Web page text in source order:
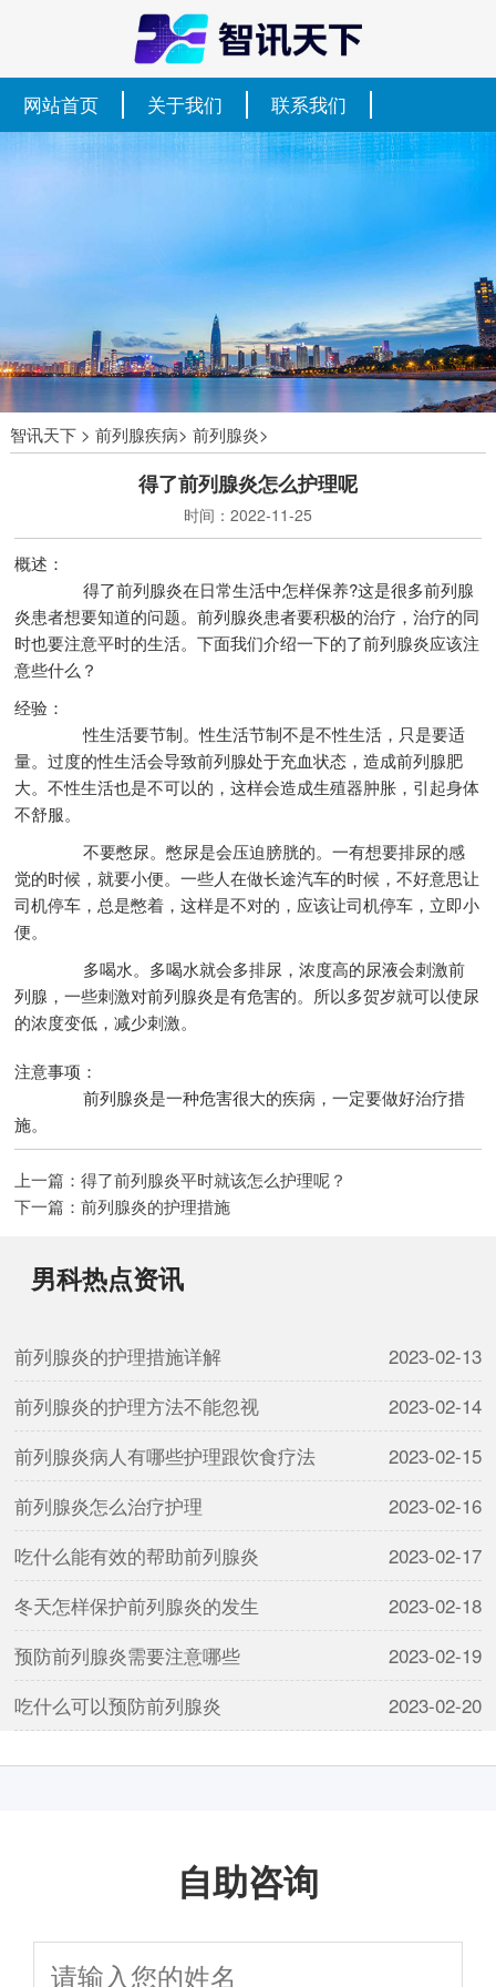
网站首页 关于我们 联系我们
智讯天下> 前列腺疾病> 前列腺炎>
得了前列腺炎怎么护理呢
时间：2022-11-25
概述：
得了前列腺炎在日常生活中怎样保养?这是很多前列腺
炎患者想要知道的问题。前列腺炎患者要积极的治疗，治疗的同
时也要注意平时的生活。下面我们介绍一下的了前列腺炎应该注
意些什么？
经验：
性生活要节制。性生活节制不是不性生活，只是要适
量。过度的性生活会导致前列腺处于充血状态，造成前列腺肥
大。不性生活也是不可以的，这样会造成生殖器肿胀，引起身体
不舒服。
不要憋尿。憋尿是会压迫膀胱的。一有想要排尿的感
觉的时候，就要小便。一些人在做长途汽车的时候，不好意思让
司机停车，总是憋着，这样是不对的，应该让司机停车，立即小
便。
多喝水。多喝水就会多排尿，浓度高的尿液会刺激前
列腺，一些刺激对前列腺炎是有危害的。所以多贺岁就可以使尿
的浓度变低，减少刺激。
注意事项：
前列腺炎是一种危害很大的疾病，一定要做好治疗措
施。
上一篇：得了前列腺炎平时就该怎么护理呢？
下一篇：前列腺炎的护理措施
男科热点资讯
前列腺炎的护理措施详解
2023-02-13
前列腺炎的护理方法不能忽视
2023-02-14
前列腺炎病人有哪些护理跟饮食疗法
2023-02-15
前列腺炎怎么治疗护理
2023-02-16
吃什么能有效的帮助前列腺炎
2023-02-17
冬天怎样保护前列腺炎的发生
2023-02-18
预防前列腺炎需要注意哪些
2023-02-19
吃什么可以预防前列腺炎
2023-02-20
自助咨询